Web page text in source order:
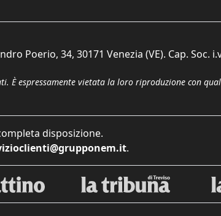
Poerio, 34, 30171 Venezia (VE). Cap. Soc.
È espressamente vietata la loro riproduzione con
disposizione.
.